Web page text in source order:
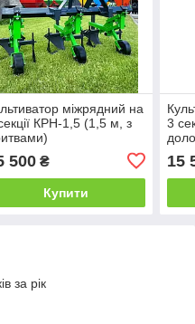
міжрядний на
КРН-1,5 (1,5 м, з
500₴
Купити
3
15
за рік